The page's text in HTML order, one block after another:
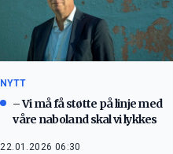
NYTT
– Vi må få støtte på linje med
våre naboland skal vi lykkes
22.01.2026 06:30